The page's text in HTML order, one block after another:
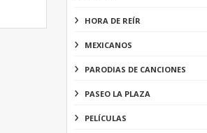
HORA DE REÍR
MEXICANOS
PARODIAS DE CANCIONES
PASEO LA PLAZA
PELÍCULAS